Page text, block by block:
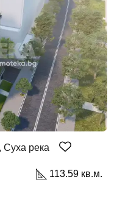
река
113.59 кв.м.